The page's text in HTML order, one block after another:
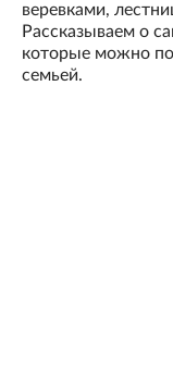
веревками,
Рассказываем о
которые можно
семьей.